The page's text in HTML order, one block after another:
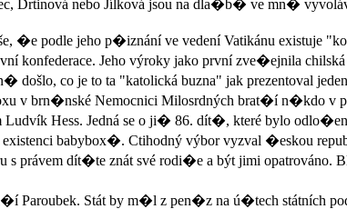
nebo Jílková jsou na dla�b� ve mn�
�e podle jeho p�iznání ve vedení Vatikánu existuje
konfederace. Jeho výroky jako první zve�ejnila
došlo, co je to ta "katolická buzna" jak prezentoval
v brn�nské Nemocnici Milosrdných brat�í
Hess. Jedná se o ji� 86. dít�, které bylo
babybox�. Ctihodný výbor vyzval �eskou
dít�te znát své rodi�e a být jimi opatrováno.
Paroubek. Stát by m�l z pen�z na ú�tech státních